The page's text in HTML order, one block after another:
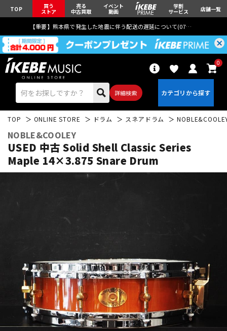
TOP 買う
ストア
売る
中古買取
イベント
動画
学割
サービス 店舗一覧
【重要】熊本県で発生した地震に伴う配送の遅延について(07月29日
詳細検索
0
キーボード 電子ピアノ
管楽器 その他楽器
TOP ONLINE STORE ドラム スネアドラム
NOBLE&COOLEY
USED 中古 Solid Shell Classic Series
Maple 14×3.875 Snare Drum